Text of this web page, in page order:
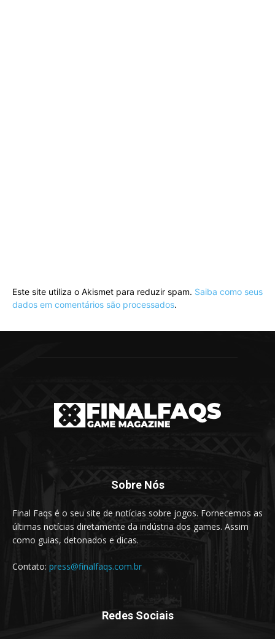
Este site utiliza o Akismet para reduzir spam. Saiba como seus
dados em comentários são processados.
Sobre Nós
Final Faqs é o seu site de notícias sobre jogos. Fornecemos as
últimas notícias diretamente da indústria dos games. Assim
como guias, detonados e dicas.
Contato: press@finalfaqs.com.br
Redes Sociais